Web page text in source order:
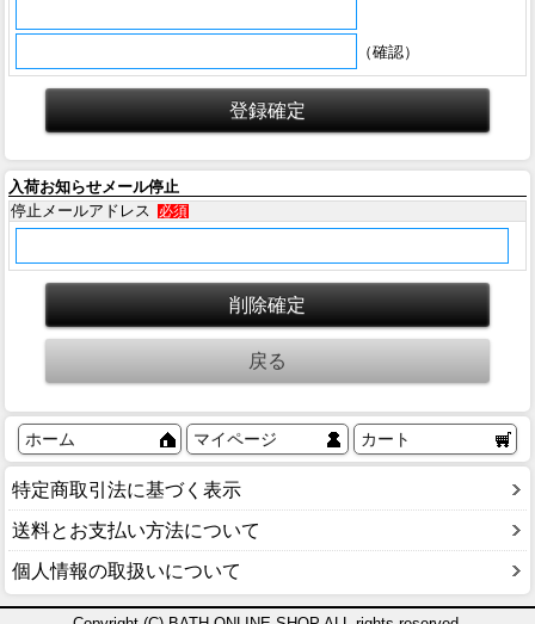
（確認）
入荷お知らせメール停止
停止メールアドレス
必須
ホーム マイページ カート
特定商取引法に基づく表示
送料とお支払い方法について
個人情報の取扱いについて